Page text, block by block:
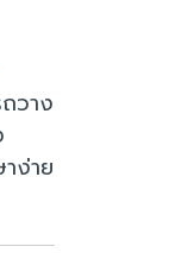
วาง
ง่าย